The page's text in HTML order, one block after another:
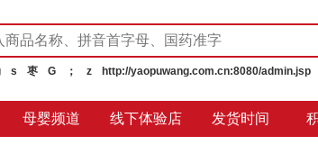
s 枣 G ； z http://yaopuwang.com.cn:8080/admin.jsp
母婴频道 线下体验店 发货时间